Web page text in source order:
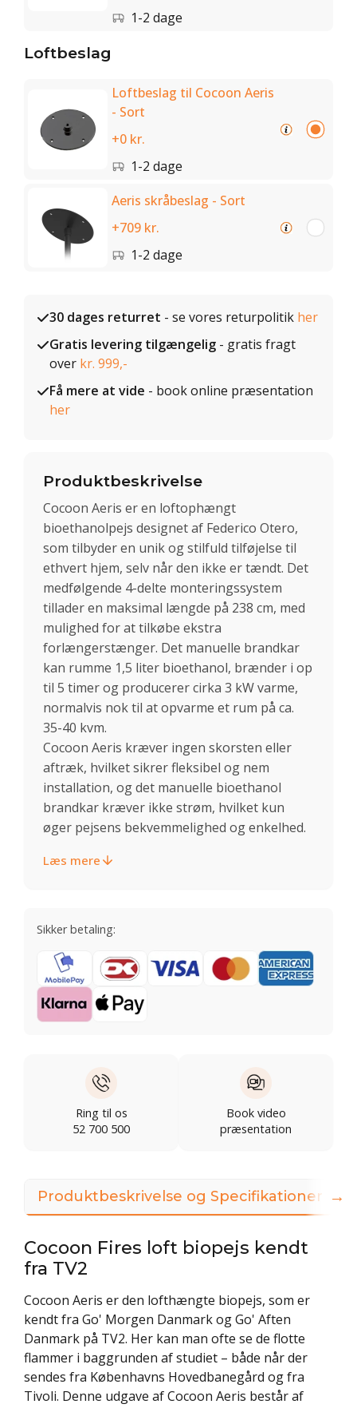
1-2 dage
Loftbeslag
Loftbeslag til Cocoon Aeris
- Sort
+0 kr.
1-2 dage
Aeris skråbeslag - Sort
+709 kr.
1-2 dage
30 dages returret - se vores returpolitik her
Gratis levering tilgængelig - gratis fragt
over kr. 999,-
Få mere at vide - book online præsentation
her
Produktbeskrivelse
Cocoon Aeris er en loftophængt
bioethanolpejs designet af Federico Otero,
som tilbyder en unik og stilfuld tilføjelse til
ethvert hjem, selv når den ikke er tændt. Det
medfølgende 4-delte monteringssystem
tillader en maksimal længde på 238 cm, med
mulighed for at tilkøbe ekstra
forlængerstænger. Det manuelle brandkar
kan rumme 1,5 liter bioethanol, brænder i op
til 5 timer og producerer cirka 3 kW varme,
normalvis nok til at opvarme et rum på ca.
35-40 kvm.
Cocoon Aeris kræver ingen skorsten eller
aftræk, hvilket sikrer fleksibel og nem
installation, og det manuelle bioethanol
brandkar kræver ikke strøm, hvilket kun
øger pejsens bekvemmelighed og enkelhed.
Læs mere
Sikker betaling:
Ring til os
52 700 500
Book video
præsentation
Produktbeskrivelse og Specifikationer
Cocoon Fires loft biopejs kendt
fra TV2
Cocoon Aeris er den lofthængte biopejs, som er
kendt fra Go' Morgen Danmark og Go' Aften
Danmark på TV2. Her kan man ofte se de flotte
flammer i baggrunden af studiet – både når der
sendes fra Københavns Hovedbanegård og fra
Tivoli. Denne udgave af Cocoon Aeris består af
→